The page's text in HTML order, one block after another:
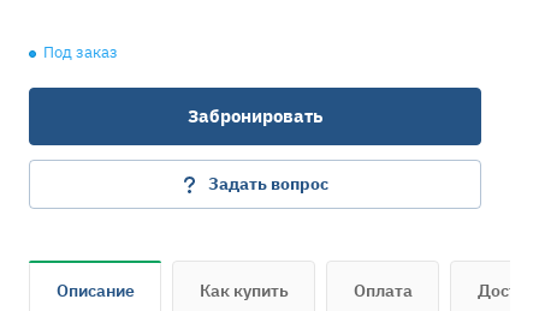
Под заказ
Забронировать
Задать вопрос
Описание Как купить Оплата